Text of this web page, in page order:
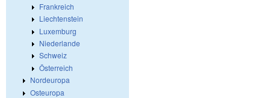
Frankreich
Liechtenstein
Luxemburg
Niederlande
Schweiz
Österreich
Nordeuropa
Osteuropa